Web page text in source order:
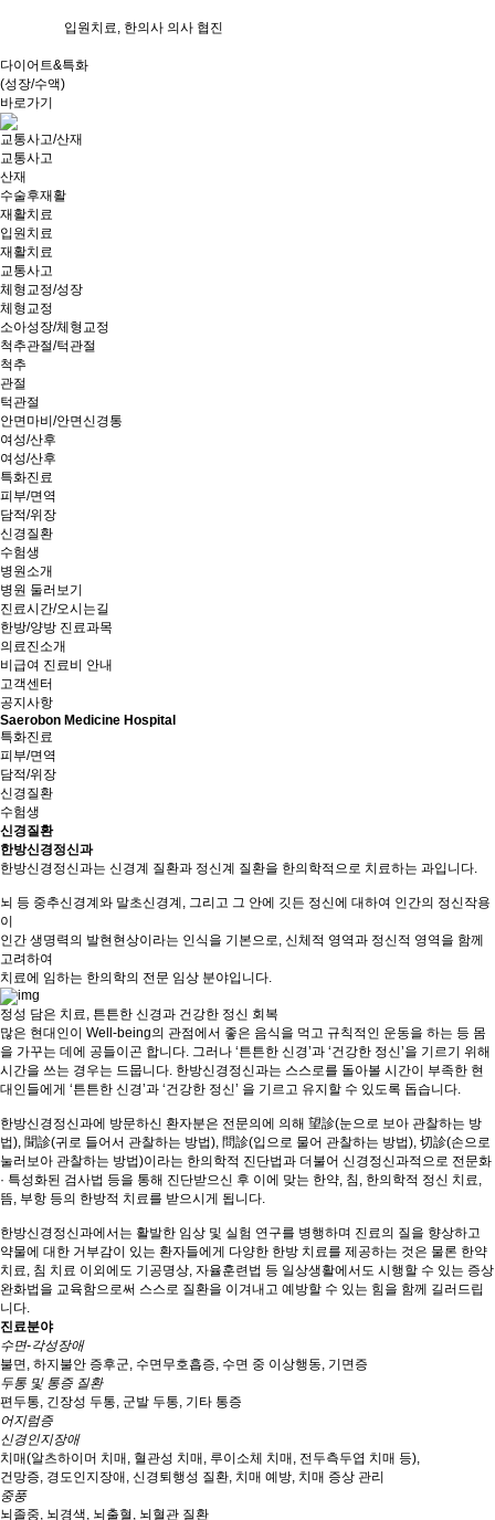
입원치료, 한의사 의사 협진
다이어트&특화
(성장/수액)
바로가기
교통사고/산재
교통사고
산재
수술후재활
재활치료
입원치료
재활치료
교통사고
체형교정/성장
체형교정
소아성장/체형교정
척추관절/턱관절
척추
관절
턱관절
안면마비/안면신경통
여성/산후
여성/산후
특화진료
피부/면역
담적/위장
신경질환
수험생
병원소개
병원 둘러보기
진료시간/오시는길
한방/양방 진료과목
의료진소개
비급여 진료비 안내
고객센터
공지사항
Saerobon Medicine Hospital
특화진료
피부/면역
담적/위장
신경질환
수험생
신경질환
한방신경정신과
한방신경정신과는 신경계 질환과 정신계 질환을 한의학적으로 치료하는 과입니다.
뇌 등 중추신경계와 말초신경계, 그리고 그 안에 깃든 정신에 대하여 인간의 정신작용
이
인간 생명력의 발현현상이라는 인식을 기본으로, 신체적 영역과 정신적 영역을 함께
고려하여
치료에 임하는 한의학의 전문 임상 분야입니다.
정성 담은 치료, 튼튼한 신경과 건강한 정신 회복
많은 현대인이 Well-being의 관점에서 좋은 음식을 먹고 규칙적인 운동을 하는 등 몸
을 가꾸는 데에 공들이곤 합니다. 그러나 ‘튼튼한 신경’과 ‘건강한 정신’을 기르기 위해
시간을 쓰는 경우는 드뭅니다. 한방신경정신과는 스스로를 돌아볼 시간이 부족한 현
대인들에게 ‘튼튼한 신경’과 ‘건강한 정신’ 을 기르고 유지할 수 있도록 돕습니다.
한방신경정신과에 방문하신 환자분은 전문의에 의해 望診(눈으로 보아 관찰하는 방
법), 聞診(귀로 들어서 관찰하는 방법), 問診(입으로 물어 관찰하는 방법), 切診(손으로
눌러보아 관찰하는 방법)이라는 한의학적 진단법과 더불어 신경정신과적으로 전문화
· 특성화된 검사법 등을 통해 진단받으신 후 이에 맞는 한약, 침, 한의학적 정신 치료,
뜸, 부항 등의 한방적 치료를 받으시게 됩니다.
한방신경정신과에서는 활발한 임상 및 실험 연구를 병행하며 진료의 질을 향상하고
약물에 대한 거부감이 있는 환자들에게 다양한 한방 치료를 제공하는 것은 물론 한약
치료, 침 치료 이외에도 기공명상, 자율훈련법 등 일상생활에서도 시행할 수 있는 증상
완화법을 교육함으로써 스스로 질환을 이겨내고 예방할 수 있는 힘을 함께 길러드립
니다.
진료분야
수면-각성장애
불면, 하지불안 증후군, 수면무호흡증, 수면 중 이상행동, 기면증
두통 및 통증 질환
편두통, 긴장성 두통, 군발 두통, 기타 통증
어지럼증
신경인지장애
치매(알츠하이머 치매, 혈관성 치매, 루이소체 치매, 전두측두엽 치매 등),
건망증, 경도인지장애, 신경퇴행성 질환, 치매 예방, 치매 증상 관리
중풍
뇌졸중, 뇌경색, 뇌출혈, 뇌혈관 질환